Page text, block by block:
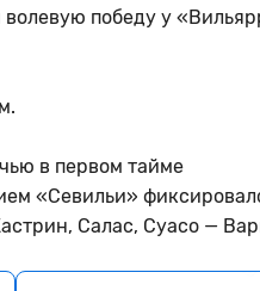
победу у
в первом тайме
«Севильи»
Салас, Суасо —